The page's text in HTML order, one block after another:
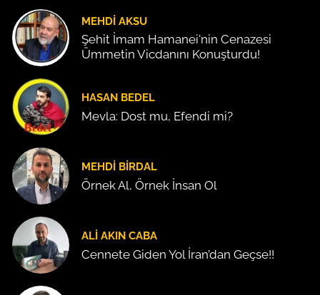
MEHDI AKSU
Şehit İmam Hamanei'nin Cenazesi
Ümmetin Vicdanını Konuşturdu!
HASAN BEDEL
Mevla: Dost mu, Efendi mi?
MEHDI BIRDAL
Örnek Al, Örnek İnsan Ol
ALI AKIN CABA
Cennete Giden Yol İran’dan Geçse!!